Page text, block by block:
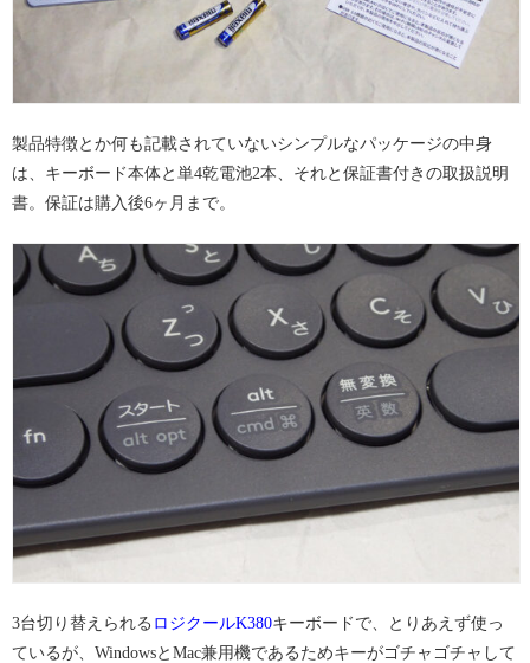
製品特徴とか何も記載されていないシンプルなパッケージの中身
は、キーボード本体と単4乾電池2本、それと保証書付きの取扱説明
書。保証は購入後6ヶ月まで。
3台切り替えられる ロジクールK380キーボードで、とりあえず使っ
ているが、WindowsとMac兼用機であるためキーがゴチャゴチャして